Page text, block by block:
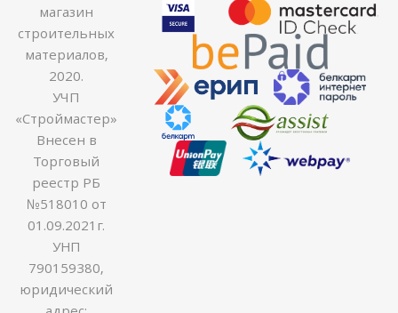
магазин
строительных
материалов,
2020.
УЧП
«Строймастер»
Внесен в
Торговый
реестр РБ
№518010 от
01.09.2021г.
УНП
790159380,
юридический